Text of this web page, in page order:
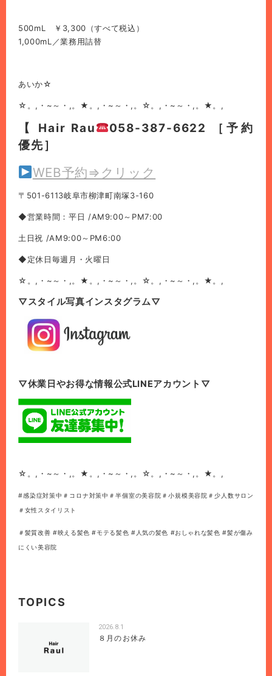
500mL ￥3,300（すべて税込）
1,000mL／業務用詰替
あいか☆
☆。,・~～・,。★。,・~～・,。☆。,・~～・,。★。,
【 Hair Rau
058-387-6622 ［予約
優先］
WEB予約⇒クリック
〒501-6113岐阜市柳津町南塚3-160
◆営業時間：平日 /AM9:00～PM7:00
土日祝 /AM9:00～PM6:00
◆定休日毎週月・火曜日
☆。,・~～・,。★。,・~～・,。☆。,・~～・,。★。,
▽スタイル写真インスタグラム▽
▽休業日やお得な情報公式LINEアカウント▽
☆。,・~～・,。★。,・~～・,。☆。,・~～・,。★。,
#感染症対策中＃コロナ対策中＃半個室の美容院＃小規模美容院＃少人数サロン
＃女性スタイリスト
＃髪質改善 #映える髪色 #モテる髪色 #人気の髪色 #おしゃれな髪色 #髪が傷み
にくい美容院
TOPICS
2026.8.1
８月のお休み